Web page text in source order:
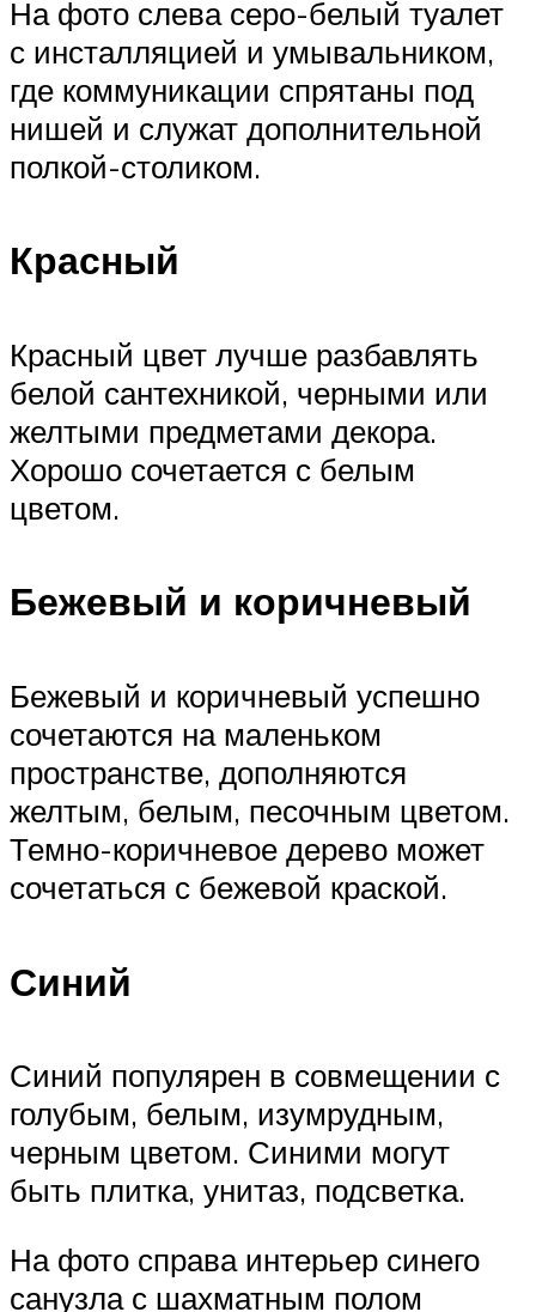
На фото слева серо-белый туалет
с инсталляцией и умывальником,
где коммуникации спрятаны под
нишей и служат дополнительной
полкой-столиком.
Красный
Красный цвет лучше разбавлять
белой сантехникой, черными или
желтыми предметами декора.
Хорошо сочетается с белым
цветом.
Бежевый и коричневый
Бежевый и коричневый успешно
сочетаются на маленьком
пространстве, дополняются
желтым, белым, песочным цветом.
Темно-коричневое дерево может
сочетаться с бежевой краской.
Синий
Синий популярен в совмещении с
голубым, белым, изумрудным,
черным цветом. Синими могут
быть плитка, унитаз, подсветка.
На фото справа интерьер синего
санузла с шахматным полом